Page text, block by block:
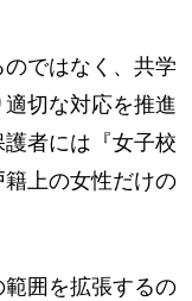
ではなく、共学
切な対応を推進
者には『女子校
上の女性だけの
囲を拡張するの